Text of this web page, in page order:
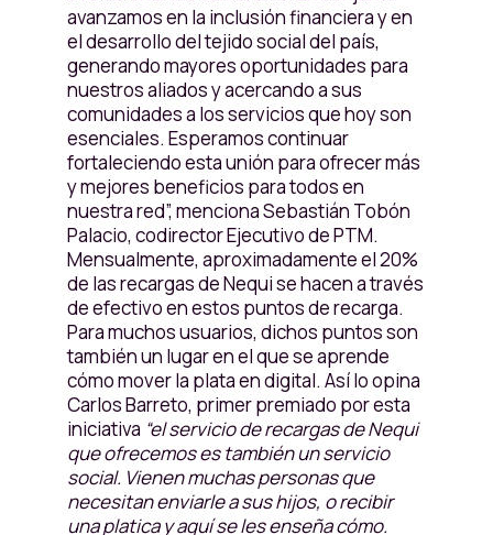
avanzamos en la inclusión financiera y en
el desarrollo del tejido social del país,
generando mayores oportunidades para
nuestros aliados y acercando a sus
comunidades a los servicios que hoy son
esenciales. Esperamos continuar
fortaleciendo esta unión para ofrecer más
y mejores beneficios para todos en
nuestra red”, menciona Sebastián Tobón
Palacio, codirector Ejecutivo de PTM.
Mensualmente, aproximadamente el 20%
de las recargas de Nequi se hacen a través
de efectivo en estos puntos de recarga.
Para muchos usuarios, dichos puntos son
también un lugar en el que se aprende
cómo mover la plata en digital. Así lo opina
Carlos Barreto, primer premiado por esta
iniciativa “el servicio de recargas de Nequi
que ofrecemos es también un servicio
social. Vienen muchas personas que
necesitan enviarle a sus hijos, o recibir
una platica y aquí se les enseña cómo.